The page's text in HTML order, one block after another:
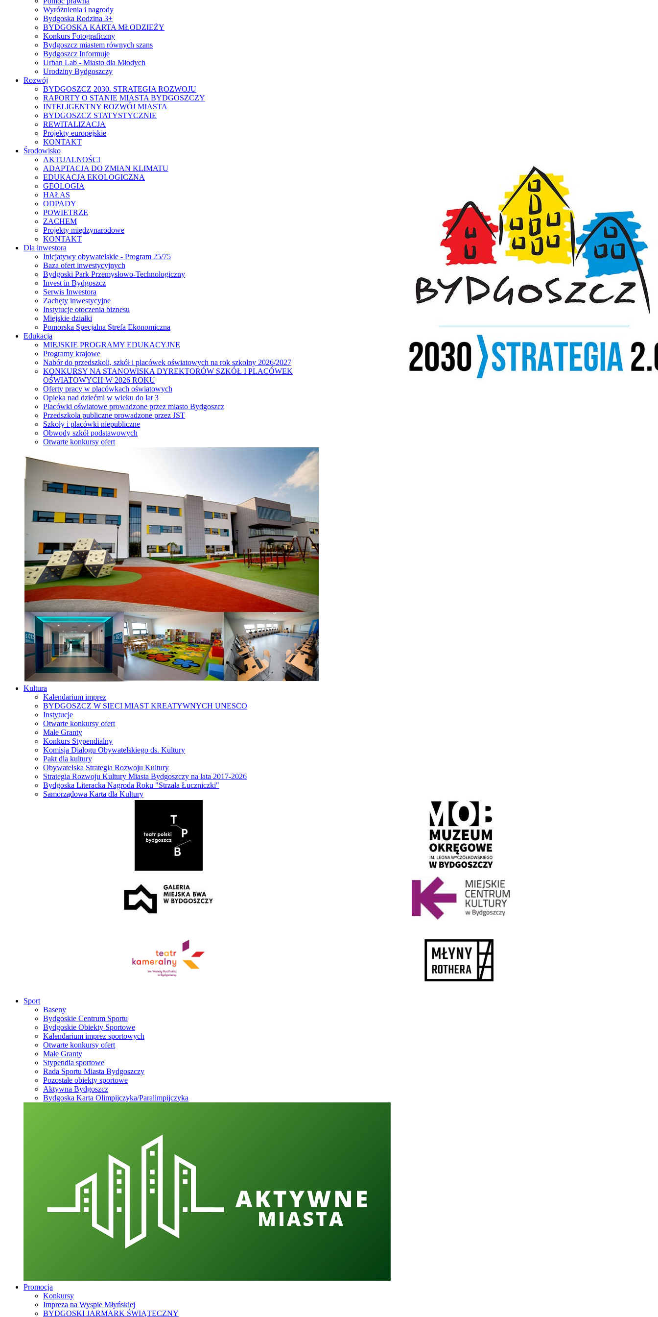
Wyróżnienia i nagrody
Bydgoska Rodzina 3+
BYDGOSKA KARTA MŁODZIEŻY
Konkurs Fotograficzny
Bydgoszcz miastem równych szans
Bydgoszcz Informuje
Urban Lab - Miasto dla Młodych
Urodziny Bydgoszczy
Rozwój
BYDGOSZCZ 2030. STRATEGIA ROZWOJU
RAPORTY O STANIE MIASTA BYDGOSZCZY
INTELIGENTNY ROZWÓJ MIASTA
BYDGOSZCZ STATYSTYCZNIE
REWITALIZACJA
Projekty europejskie
KONTAKT
Środowisko
AKTUALNOŚCI
ADAPTACJA DO ZMIAN KLIMATU
EDUKACJA EKOLOGICZNA
GEOLOGIA
HAŁAS
ODPADY
POWIETRZE
ZACHEM
Projekty międzynarodowe
KONTAKT
Dla inwestora
Inicjatywy obywatelskie - Program 25/75
Baza ofert inwestycyjnych
Bydgoski Park Przemysłowo-Technologiczny
Invest in Bydgoszcz
Serwis Inwestora
Zachęty inwestycyjne
Instytucje otoczenia biznesu
Miejskie działki
Pomorska Specjalna Strefa Ekonomiczna
Edukacja
MIEJSKIE PROGRAMY EDUKACYJNE
Programy krajowe
Nabór do przedszkoli, szkół i placówek oświatowych na rok szkolny 2026/2027
KONKURSY NA STANOWISKA DYREKTORÓW SZKÓŁ I PLACÓWEK
OŚWIATOWYCH W 2026 ROKU
Oferty pracy w placówkach oświatowych
Opieka nad dziećmi w wieku do lat 3
Placówki oświatowe prowadzone przez miasto Bydgoszcz
Przedszkola publiczne prowadzone przez JST
Szkoły i placówki niepubliczne
Obwody szkół podstawowych
Otwarte konkursy ofert
Kultura
Kalendarium imprez
BYDGOSZCZ W SIECI MIAST KREATYWNYCH UNESCO
Instytucje
Otwarte konkursy ofert
Małe Granty
Konkurs Stypendialny
Komisja Dialogu Obywatelskiego ds. Kultury
Pakt dla kultury
Obywatelska Strategia Rozwoju Kultury
Strategia Rozwoju Kultury Miasta Bydgoszczy na lata 2017-2026
Bydgoska Literacka Nagroda Roku "Strzała Łuczniczki"
Samorządowa Karta dla Kultury
Sport
Baseny
Bydgoskie Centrum Sportu
Bydgoskie Obiekty Sportowe
Kalendarium imprez sportowych
Otwarte konkursy ofert
Małe Granty
Stypendia sportowe
Rada Sportu Miasta Bydgoszczy
Pozostałe obiekty sportowe
Aktywna Bydgoszcz
Bydgoska Karta Olimpijczyka/Paralimpijczyka
Promocja
Konkursy
Impreza na Wyspie Młyńskiej
BYDGOSKI JARMARK ŚWIĄTECZNY